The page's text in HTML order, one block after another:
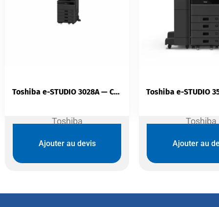
Toshiba
Toshiba e-STUDIO 3028A — Copieur Multifonction | A4/A3 30 ppm | 4 Go RAM | SSD 128 Go | Écran Tactile 9″
Ajouter au devis
Toshiba
Ajouter au